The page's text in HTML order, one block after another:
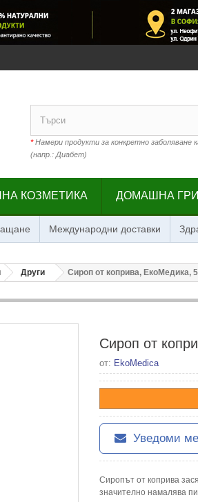
*Намери продукти за конкретно
(напр.: Диабет)
КОЗМЕТИКА ДОМАШНА
Международни доставки
Други Сироп от коприва, ЕкоМедика,
Сироп от
от: EkoMedica
Уведоми
Сиропът от коприва
значително намалява